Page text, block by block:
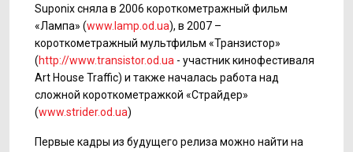
Suponix сняла в 2006 короткометражный фильм
«Лампа» (www.lamp.od.ua), в 2007 –
короткометражный мультфильм «Транзистор»
(http://www.transistor.od.ua - участник кинофестиваля
Art House Traffic) и также началась работа над
сложной короткометражкой «Страйдер»
(www.strider.od.ua)
Первые кадры из будущего релиза можно найти на